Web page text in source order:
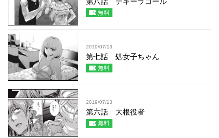
無料
2019/07/13
第七話 処女子ちゃん
無料
2019/07/13
第六話 大根役者
無料